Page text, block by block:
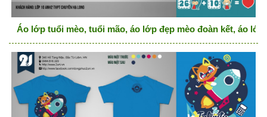
Áo lớp tuổi mèo, tuổi mão, áo lớp đẹp mèo đoàn kết, áo